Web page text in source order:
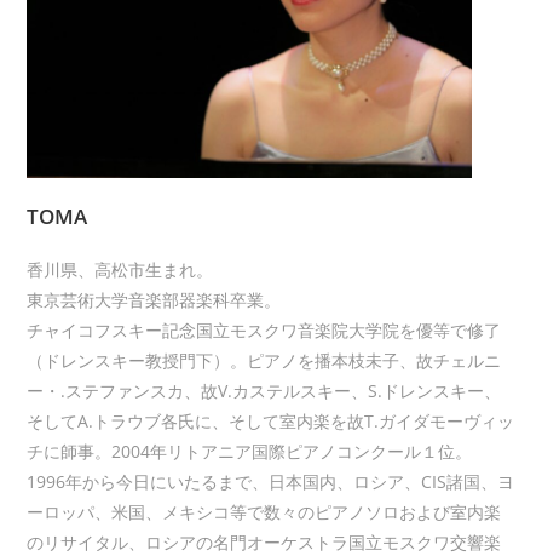
TOMA
香川県、高松市生まれ。
東京芸術大学音楽部器楽科卒業。
チャイコフスキー記念国立モスクワ音楽院大学院を優等で修了
（ドレンスキー教授門下）。ピアノを播本枝未子、故チェルニ
ー・.ステファンスカ、故V.カステルスキー、S.ドレンスキー、
そしてA.トラウブ各氏に、そして室内楽を故T.ガイダモーヴィッ
チに師事。2004年リトアニア国際ピアノコンクール１位。
1996年から今日にいたるまで、日本国内、ロシア、CIS諸国、ヨ
ーロッパ、米国、メキシコ等で数々のピアノソロおよび室内楽
のリサイタル、ロシアの名門オーケストラ国立モスクワ交響楽